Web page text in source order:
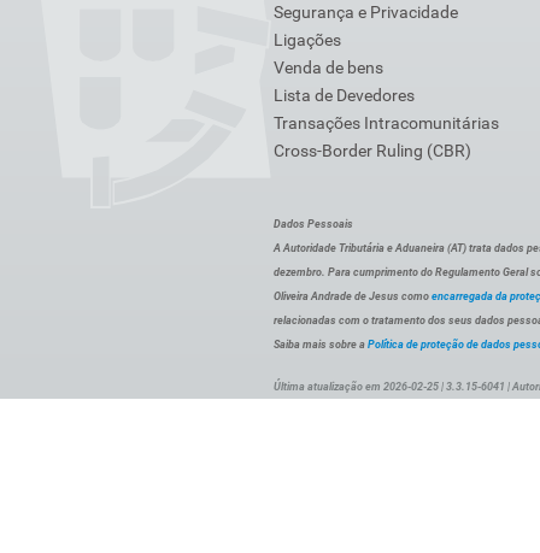
Segurança e Privacidade
Ligações
Venda de bens
Lista de Devedores
Transações Intracomunitárias
Cross-Border Ruling (CBR)
Dados Pessoais
A Autoridade Tributária e Aduaneira (AT) trata dados
dezembro. Para cumprimento do Regulamento Geral
Oliveira Andrade de Jesus como encarregada da
relacionadas com o tratamento dos seus dados
Saiba mais sobre a Política de proteção de dados
Última atualização em 2026-02-25 | 3.3.15-6041 |